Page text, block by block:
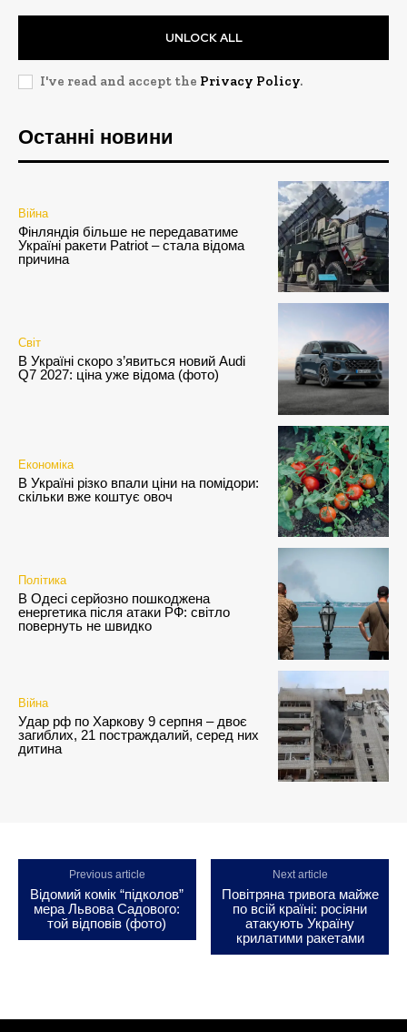
UNLOCK ALL
I've read and accept the Privacy Policy.
Останні новини
Війна
Фінляндія більше не передаватиме
Україні ракети Patriot – стала відома
причина
Світ
В Україні скоро з’явиться новий Audi
Q7 2027: ціна уже відома (фото)
Економіка
В Україні різко впали ціни на помідори:
скільки вже коштує овоч
Політика
В Одесі серйозно пошкоджена
енергетика після атаки РФ: світло
повернуть не швидко
Війна
Удар рф по Харкову 9 серпня – двоє
загиблих, 21 постраждалий, серед них
дитина
Previous article
Відомий комік “підколов”
мера Львова Садового:
той відповів (фото)
Next article
Повітряна тривога майже
по всій країні: росіяни
атакують Україну
крилатими ракетами